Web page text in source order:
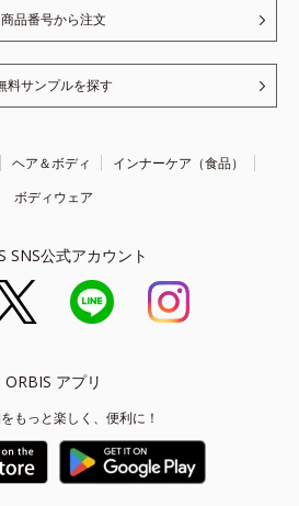
商品番号から注文
料サンプルを探す
ヘア＆ボディ
インナーケア（食品）
ボディウェア
SNS公式アカウント
ORBIS アプリ
もっと楽しく、便利に！